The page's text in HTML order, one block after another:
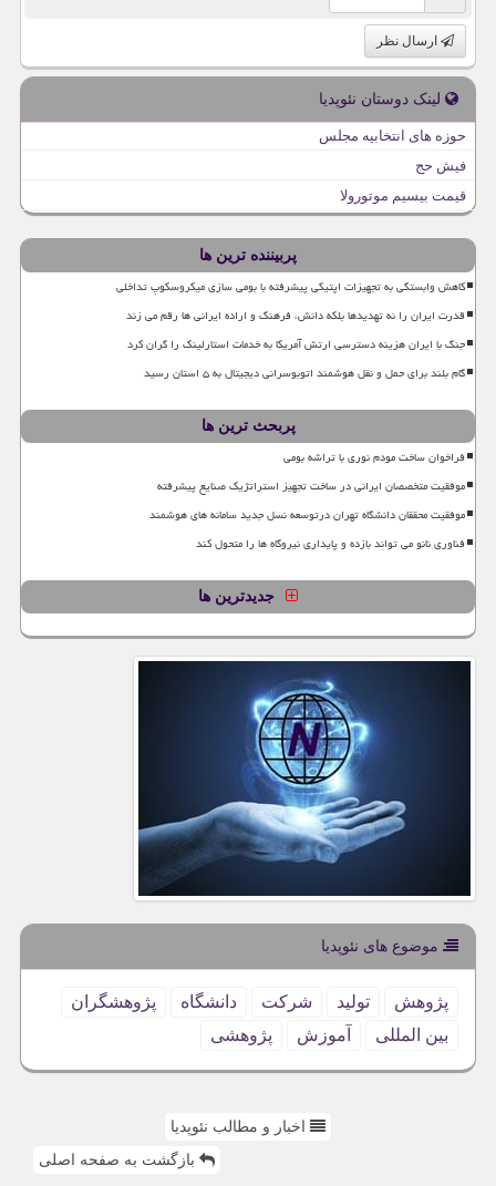
ارسال نظر
لینک دوستان نئوپدیا
حوزه های انتخابیه مجلس
فیش حج
قیمت بیسیم موتورولا
پربیننده ترین ها
کاهش وابستگی به تجهیزات اپتیکی پیشرفته با بومی سازی میکروسکوپ تداخلی
قدرت ایران را نه تهدیدها بلکه دانش، فرهنگ و اراده ایرانی ها رقم می زند
جنگ با ایران هزینه دسترسی ارتش آمریکا به خدمات استارلینک را گران کرد
گام بلند برای حمل و نقل هوشمند اتوبوسرانی دیجیتال به ۵ استان رسید
پربحث ترین ها
فراخوان ساخت مودم نوری با تراشه بومی
موفقیت متخصصان ایرانی در ساخت تجهیز استراتژیک صنایع پیشرفته
موفقیت محققان دانشگاه تهران درتوسعه نسل جدید سامانه های هوشمند
فناوری نانو می تواند بازده و پایداری نیروگاه ها را متحول کند
جدیدترین ها
موضوع های نئوپدیا
پژوهش تولید شركت دانشگاه
پژوهشگران
بین المللی
آموزش پژوهشی
اخبار و مطالب نئوپدیا
بازگشت به صفحه اصلی